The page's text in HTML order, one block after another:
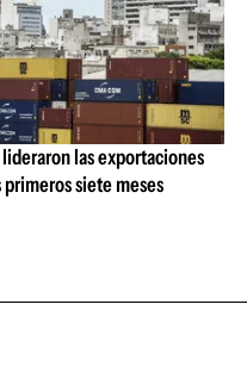
las exportaciones
siete meses